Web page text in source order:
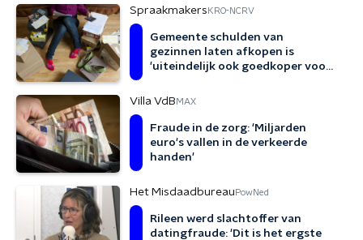
Spraakmakers KRO-NCRV
Gemeente schulden van
gezinnen laten afkopen is
'uiteindelijk ook goedkoper voor
Villa VdB MAX
Fraude in de zorg: 'Miljarden
euro's vallen in de verkeerde
handen'
Het Misdaadbureau PowNed
Rileen werd slachtoffer van
datingfraude: 'Dit is het ergste